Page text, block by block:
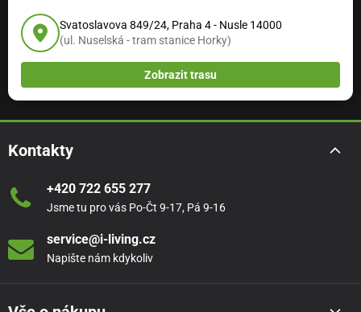
Svatoslavova 849/24, Praha 4 - Nusle 14000
(ul. Nuselská - tram stanice Horky)
Zobrazit trasu
Kontakty
+420 722 655 277
Jsme tu pro vás Po-Čt 9-17, Pá 9-16
service@i-living.cz
Napište nám kdykoliv